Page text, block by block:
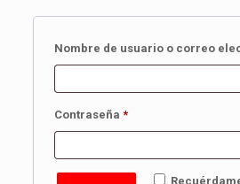
Nombre de usuario o correo
Contraseña *Obligatorio